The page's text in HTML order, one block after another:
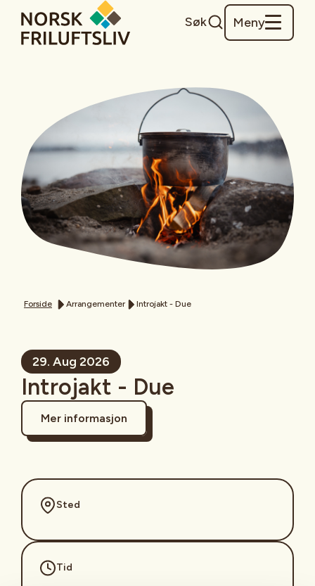
Søk Meny
Forside Arrangementer Introjakt - Due
29. Aug 2026
Introjakt - Due
Mer informasjon
Sted
Tid